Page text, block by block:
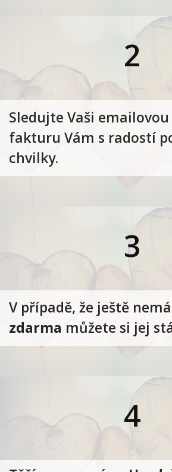
2
Sledujte Vaši
fakturu Vám s radostí
chvilky.
3
V případě, že ještě
zdarma můžete si jej
4